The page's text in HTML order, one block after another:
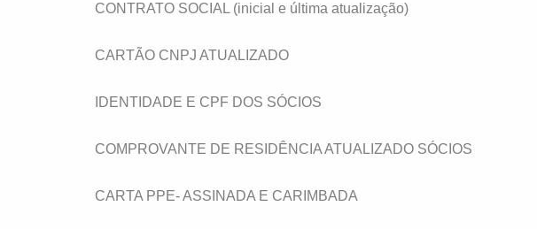
CONTRATO SOCIAL (inicial e última atualização)
CARTÃO CNPJ ATUALIZADO
IDENTIDADE E CPF DOS SÓCIOS
COMPROVANTE DE RESIDÊNCIA ATUALIZADO SÓCIOS
CARTA PPE- ASSINADA E CARIMBADA